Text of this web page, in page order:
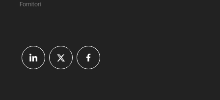
Fornitori